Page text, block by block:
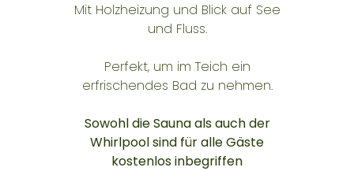
Mit Holzheizung und Blick auf See
und Fluss.
Perfekt, um im Teich ein
erfrischendes Bad zu nehmen.
Sowohl die Sauna als auch der
Whirlpool sind für alle Gäste
kostenlos inbegriffen